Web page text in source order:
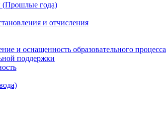
(Прошлые года)
и отчисления
и оснащенность образовательного процесса
поддержки